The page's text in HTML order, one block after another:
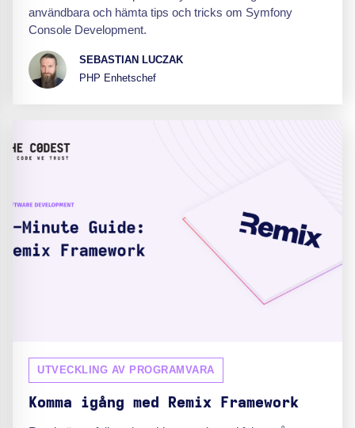
användbara och hämta tips och tricks om Symfony
Console Development.
SEBASTIAN LUCZAK
PHP Enhetschef
UTVECKLING AV PROGRAMVARA
Komma igång med Remix Framework